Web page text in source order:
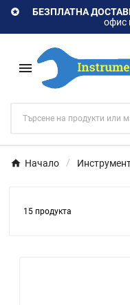
 БЕЗПЛАТНА
офис

Начало
15 продукта